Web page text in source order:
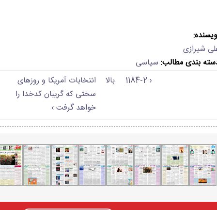
شیرازی
بندی مطالب: سیاسی
‹ 1184-2
بالا
انتخابات آمریکا و روزهای
سختی که گریبان کدخدا را
خواهد گرفت ›